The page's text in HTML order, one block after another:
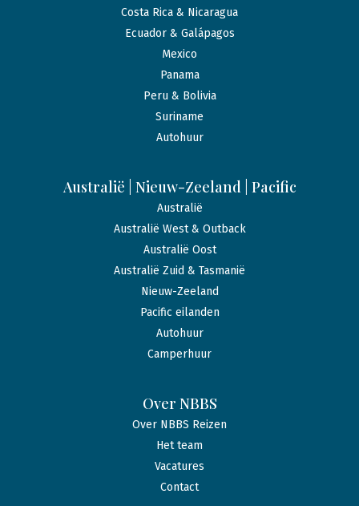
Costa Rica & Nicaragua
Ecuador & Galápagos
Mexico
Panama
Peru & Bolivia
Suriname
Autohuur
Australië | Nieuw-Zeeland | Pacific
Australië
Australië West & Outback
Australië Oost
Australië Zuid & Tasmanië
Nieuw-Zeeland
Pacific eilanden
Autohuur
Camperhuur
Over NBBS
Over NBBS Reizen
Het team
Vacatures
Contact